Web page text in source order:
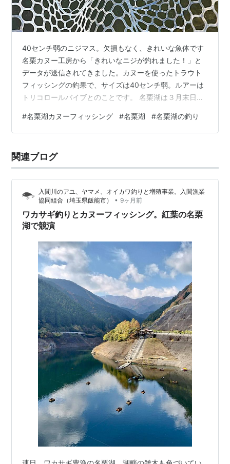
40センチ弱のニジマス。欠損もなく、きれいな魚体です
名栗カヌー工房から「きれいなニジが釣れました！」と
データが送信されてきました。カヌーを使ったトラウト
フィッシングの釣果で、サイズは40センチ弱。ルアーは
トリコロールバイブとのことです。 名栗湖は３月末日で
カヌーフィッシングは同月１日に解禁します（ニジマス
は禁漁期設定されておらず、通年釣り可能）。 ランキン
#名栗湖カヌーフィッシング #名栗湖 #名栗湖の釣り
関連ブログ
入間川のアユ、ヤマメ、オイカワ釣りと増殖事業。入間漁業
協同組合（埼玉県飯能市）
• 9ヶ月前
ワカサギ釣りとカヌーフィッシング。紅葉の名栗
湖で競演